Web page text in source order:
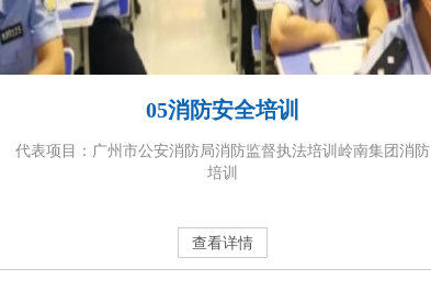
05消防安全培训
代表项目：广州市公安消防局消防监督执法培训岭南集团消防
培训
查看详情